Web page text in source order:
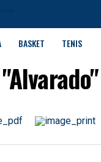
BASKET TENIS